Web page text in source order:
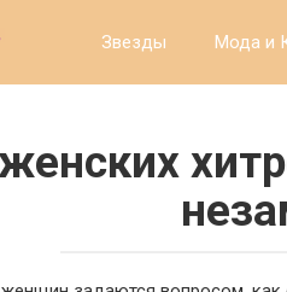
Звезды Мода и